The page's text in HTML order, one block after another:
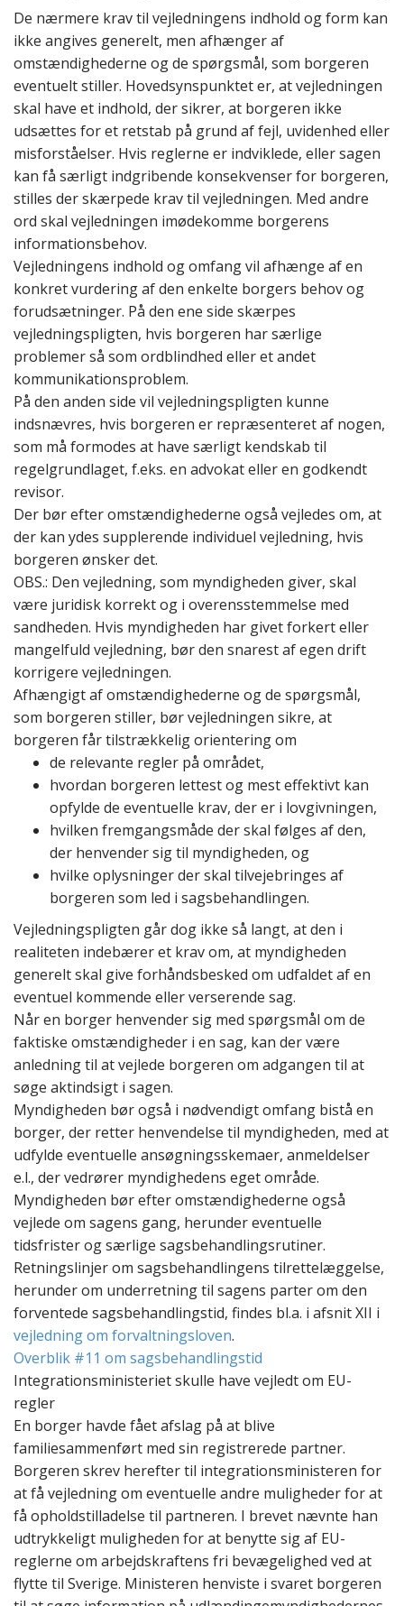
De nærmere krav til vejledningens indhold og form kan
ikke angives generelt, men afhænger af
omstændighederne og de spørgsmål, som borgeren
eventuelt stiller. Hovedsynspunktet er, at vejledningen
skal have et indhold, der sikrer, at borgeren ikke
udsættes for et retstab på grund af fejl, uvidenhed eller
misforståelser. Hvis reglerne er indviklede, eller sagen
kan få særligt indgribende konsekvenser for borgeren,
stilles der skærpede krav til vejledningen. Med andre
ord skal vejledningen imødekomme borgerens
informationsbehov.
Vejledningens indhold og omfang vil afhænge af en
konkret vurdering af den enkelte borgers behov og
forudsætninger. På den ene side skærpes
vejledningspligten, hvis borgeren har særlige
problemer så som ordblindhed eller et andet
kommunikationsproblem.
På den anden side vil vejledningspligten kunne
indsnævres, hvis borgeren er repræsenteret af nogen,
som må formodes at have særligt kendskab til
regelgrundlaget, f.eks. en advokat eller en godkendt
revisor.
Der bør efter omstændighederne også vejledes om, at
der kan ydes supplerende individuel vejledning, hvis
borgeren ønsker det.
OBS.: Den vejledning, som myndigheden giver, skal
være juridisk korrekt og i overensstemmelse med
sandheden. Hvis myndigheden har givet forkert eller
mangelfuld vejledning, bør den snarest af egen drift
korrigere vejledningen.
Afhængigt af omstændighederne og de spørgsmål,
som borgeren stiller, bør vejledningen sikre, at
borgeren får tilstrækkelig orientering om
de relevante regler på området,
hvordan borgeren lettest og mest effektivt kan
opfylde de eventuelle krav, der er i lovgivningen,
hvilken fremgangsmåde der skal følges af den,
der henvender sig til myndigheden, og
hvilke oplysninger der skal tilvejebringes af
borgeren som led i sagsbehandlingen.
Vejledningspligten går dog ikke så langt, at den i
realiteten indebærer et krav om, at myndigheden
generelt skal give forhåndsbesked om udfaldet af en
eventuel kommende eller verserende sag.
Når en borger henvender sig med spørgsmål om de
faktiske omstændigheder i en sag, kan der være
anledning til atvejlede borgeren om adgangen til at
søge aktindsigt i sagen.
Myndigheden bør også i nødvendigt omfang bistå en
borger, der retter henvendelse til myndigheden, med at
udfylde eventuelle ansøgningsskemaer, anmeldelser
e.l., der vedrører myndighedens eget område.
Myndigheden bør efter omstændighederne også
vejlede om sagens gang, herunder eventuelle
tidsfrister og særlige sagsbehandlingsrutiner.
Retningslinjer om sagsbehandlingens tilrettelæggelse,
herunder om underretning til sagens parter om den
forventede sagsbehandlingstid, findes bl.a. i afsnit XII i
vejledning om forvaltningsloven.
Overblik #11 om sagsbehandlingstid
Integrationsministeriet skulle have vejledt om EU-
regler
En borger havde fået afslag på at blive
familiesammenført med sin registrerede partner.
Borgeren skrev herefter til integrationsministeren for
at få vejledning om eventuelle andre muligheder for at
få opholdstilladelse til partneren. I brevet nævnte han
udtrykkeligt muligheden for at benytte sig af EU-
reglerne om arbejdskraftens fri bevægelighed ved at
flytte til Sverige. Ministeren henviste i svaret borgeren